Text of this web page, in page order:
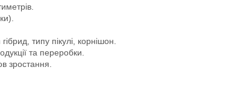
типу пікулі, корнішон.
та переробки.
зростання.